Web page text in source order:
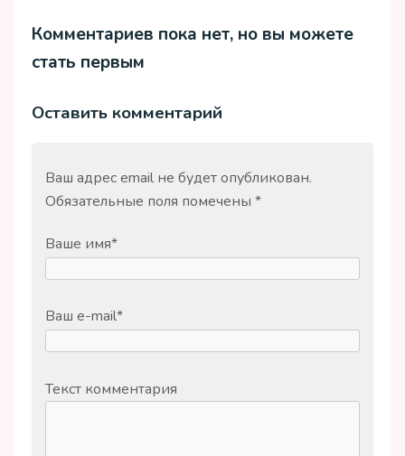
Комментариев пока нет, но вы можете
стать первым
Оставить комментарий
Ваш адрес email не будет опубликован.
Обязательные поля помечены *
Ваше имя*
Ваш e-mail*
Текст комментария